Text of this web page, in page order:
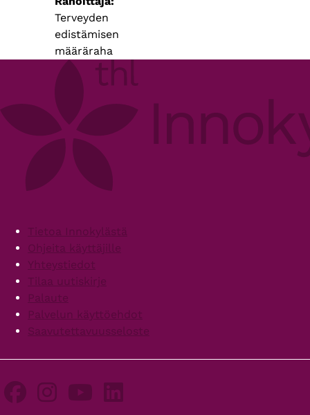
Terveyden
edistämisen
määräraha
FooterTietoa Innokylästä
Ohjeita käyttäjille
Yhteystiedot
Tilaa uutiskirje
Palaute
Palvelun käyttöehdot
Saavutettavuusseloste